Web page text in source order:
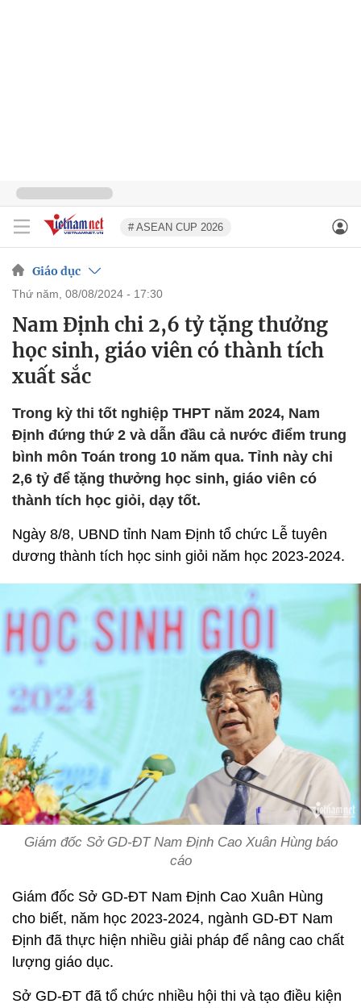
# ASEAN CUP 2026
Giáo dục
thứ năm, 08/08/2024 - 17:30
Nam Định chi 2,6 tỷ tặng thưởng
học sinh, giáo viên có thành tích
xuất sắc
Trong kỳ thi tốt nghiệp THPT năm 2024, Nam
Định đứng thứ 2 và dẫn đầu cả nước điểm trung
bình môn Toán trong 10 năm qua. Tỉnh này chi
2,6 tỷ để tặng thưởng học sinh, giáo viên có
thành tích học giỏi, dạy tốt.
Ngày 8/8, UBND tỉnh Nam Định tổ chức Lễ tuyên
dương thành tích học sinh giỏi năm học 2023-2024.
Giám đốc Sở GD-ĐT Nam Định Cao Xuân Hùng báo
cáo
Giám đốc Sở GD-ĐT Nam Định Cao Xuân Hùng
cho biết, năm học 2023-2024, ngành GD-ĐT Nam
Định đã thực hiện nhiều giải pháp để nâng cao chất
lượng giáo dục.
Sở GD-ĐT đã tổ chức nhiều hội thi và tạo điều kiện